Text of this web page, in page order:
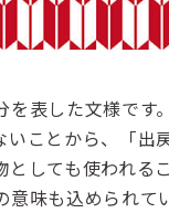
を表した文様です
いことから、「出
としても使われる
意味も込められて